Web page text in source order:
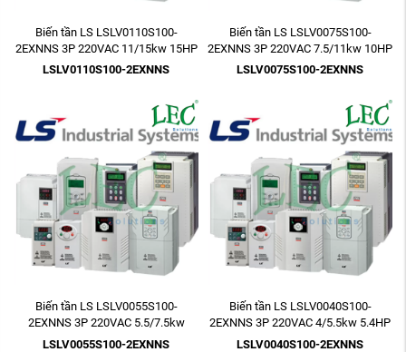
Biến tần LS LSLV0110S100-
2EXNNS 3P 220VAC 11/15kw 15HP
LSLV0110S100-2EXNNS
Biến tần LS LSLV0075S100-
2EXNNS 3P 220VAC 7.5/11kw 10HP
LSLV0075S100-2EXNNS
Biến tần LS LSLV0055S100-
2EXNNS 3P 220VAC 5.5/7.5kw
7.5HP
LSLV0055S100-2EXNNS
Biến tần LS LSLV0040S100-
2EXNNS 3P 220VAC 4/5.5kw 5.4HP
LSLV0040S100-2EXNNS